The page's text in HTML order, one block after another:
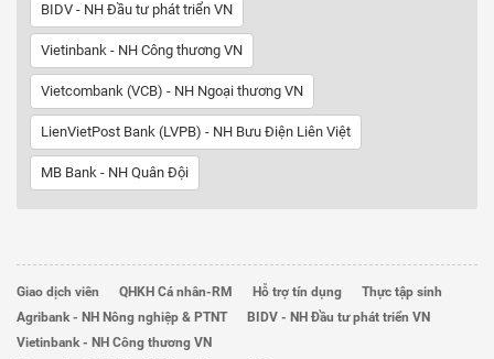
BIDV - NH Đầu tư phát triển VN
Vietinbank - NH Công thương VN
Vietcombank (VCB) - NH Ngoại thương VN
LienVietPost Bank (LVPB) - NH Bưu Điện Liên Việt
MB Bank - NH Quân Đội
Giao dịch viên QHKH Cá nhân-RM Hỗ trợ tín dụng
Thực tập sinh
Agribank - NH Nông nghiệp & PTNT
BIDV - NH Đầu tư phát triển VN
Vietinbank - NH Công thương VN